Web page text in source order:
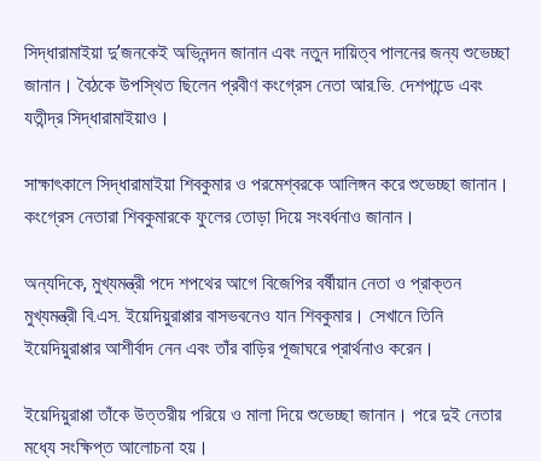
সিদ্ধারামাইয়া দু’জনকেই অভিনন্দন জানান এবং নতুন দায়িত্ব পালনের জন্য শুভেচ্ছা
জানান। বৈঠকে উপস্থিত ছিলেন প্রবীণ কংগ্রেস নেতা আর.ভি. দেশপান্ডে এবং
যতীন্দ্র সিদ্ধারামাইয়াও।
সাক্ষাৎকালে সিদ্ধারামাইয়া শিবকুমার ও পরমেশ্বরকে আলিঙ্গন করে শুভেচ্ছা জানান।
কংগ্রেস নেতারা শিবকুমারকে ফুলের তোড়া দিয়ে সংবর্ধনাও জানান।
অন্যদিকে, মুখ্যমন্ত্রী পদে শপথের আগে বিজেপির বর্ষীয়ান নেতা ও প্রাক্তন
মুখ্যমন্ত্রী বি.এস. ইয়েদিয়ুরাপ্পার বাসভবনেও যান শিবকুমার। সেখানে তিনি
ইয়েদিয়ুরাপ্পার আশীর্বাদ নেন এবং তাঁর বাড়ির পূজাঘরে প্রার্থনাও করেন।
ইয়েদিয়ুরাপ্পা তাঁকে উত্তরীয় পরিয়ে ও মালা দিয়ে শুভেচ্ছা জানান। পরে দুই নেতার
মধ্যে সংক্ষিপ্ত আলোচনা হয়।